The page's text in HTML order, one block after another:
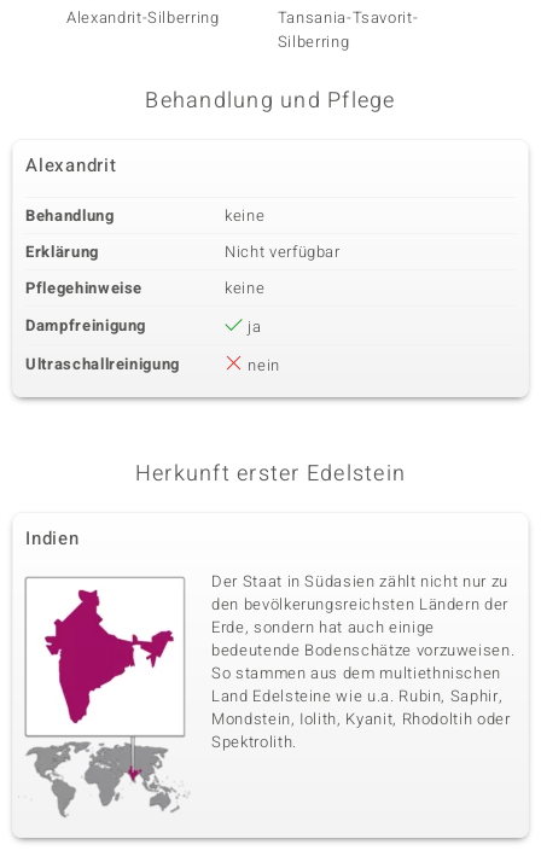
Alexandrit-Silberring
Tansania-Tsavorit-
Silberring
Behandlung und Pflege
Alexandrit
Behandlung
keine
Erklärung
Nicht verfügbar
Pflegehinweise
keine
Dampfreinigung
ja
Ultraschallreinigung
nein
Herkunft erster Edelstein
Indien
Der Staat in Südasien zählt nicht nur zu
den bevölkerungsreichsten Ländern der
Erde, sondern hat auch einige
bedeutende Bodenschätze vorzuweisen.
So stammen aus dem multiethnischen
Land Edelsteine wie u.a. Rubin, Saphir,
Mondstein, Iolith, Kyanit, Rhodoltih oder
Spektrolith.